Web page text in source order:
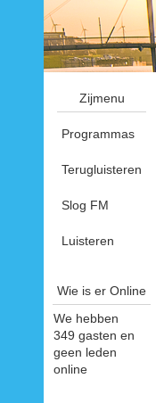
Zijmenu
Programmas
Terugluisteren
Slog FM
Luisteren
Wie is er Online
We hebben
349 gasten en
geen leden
online